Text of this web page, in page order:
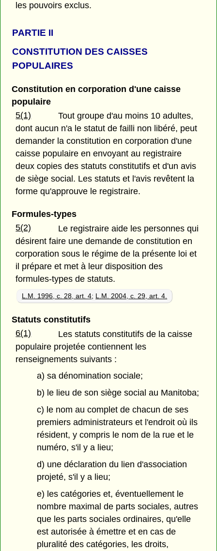
les pouvoirs exclus.
PARTIE II
CONSTITUTION DES CAISSES
POPULAIRES
Constitution en corporation d'une caisse
populaire
5(1)
Tout groupe d'au moins 10 adultes,
dont aucun n'a le statut de failli non libéré, peut
demander la constitution en corporation d'une
caisse populaire en envoyant au registraire
deux copies des statuts constitutifs et d'un avis
de siège social. Les statuts et l'avis revêtent la
forme qu'approuve le registraire.
Formules-types
5(2)
Le registraire aide les personnes qui
désirent faire une demande de constitution en
corporation sous le régime de la présente loi et
il prépare et met à leur disposition des
formules-types de statuts.
L.M. 1996, c. 28, art. 4; L.M. 2004, c. 29, art. 4.
Statuts constitutifs
6(1)
Les statuts constitutifs de la caisse
populaire projetée contiennent les
renseignements suivants :
a) sa dénomination sociale;
b) le lieu de son siège social au Manitoba;
c) le nom au complet de chacun de ses
premiers administrateurs et l'endroit où ils
résident, y compris le nom de la rue et le
numéro, s'il y a lieu;
d) une déclaration du lien d'association
projeté, s'il y a lieu;
e) les catégories et, éventuellement le
nombre maximal de parts sociales, autres
que les parts sociales ordinaires, qu'elle
est autorisée à émettre et en cas de
pluralité des catégories, les droits,